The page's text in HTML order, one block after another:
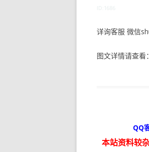
ID:1686
详询客服 微信
图文详情请查
QQ
本站资料较